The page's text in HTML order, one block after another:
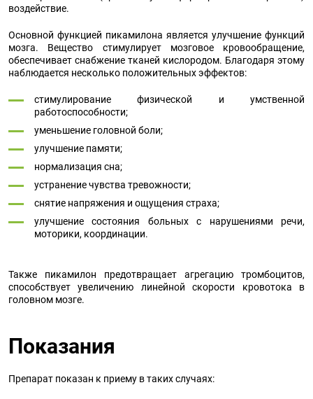
воздействие.
Основной функцией пикамилона является улучшение функций
мозга. Вещество стимулирует мозговое кровообращение,
обеспечивает снабжение тканей кислородом. Благодаря этому
наблюдается несколько положительных эффектов:
стимулирование физической и умственной
работоспособности;
уменьшение головной боли;
улучшение памяти;
нормализация сна;
устранение чувства тревожности;
снятие напряжения и ощущения страха;
улучшение состояния больных с нарушениями речи,
моторики, координации.
Также пикамилон предотвращает агрегацию тромбоцитов,
способствует увеличению линейной скорости кровотока в
головном мозге.
Показания
Препарат показан к приему в таких случаях: